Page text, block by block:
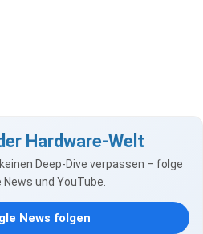
Hardware-Welt
Deep-Dive verpassen – folge
und YouTube.
News folgen